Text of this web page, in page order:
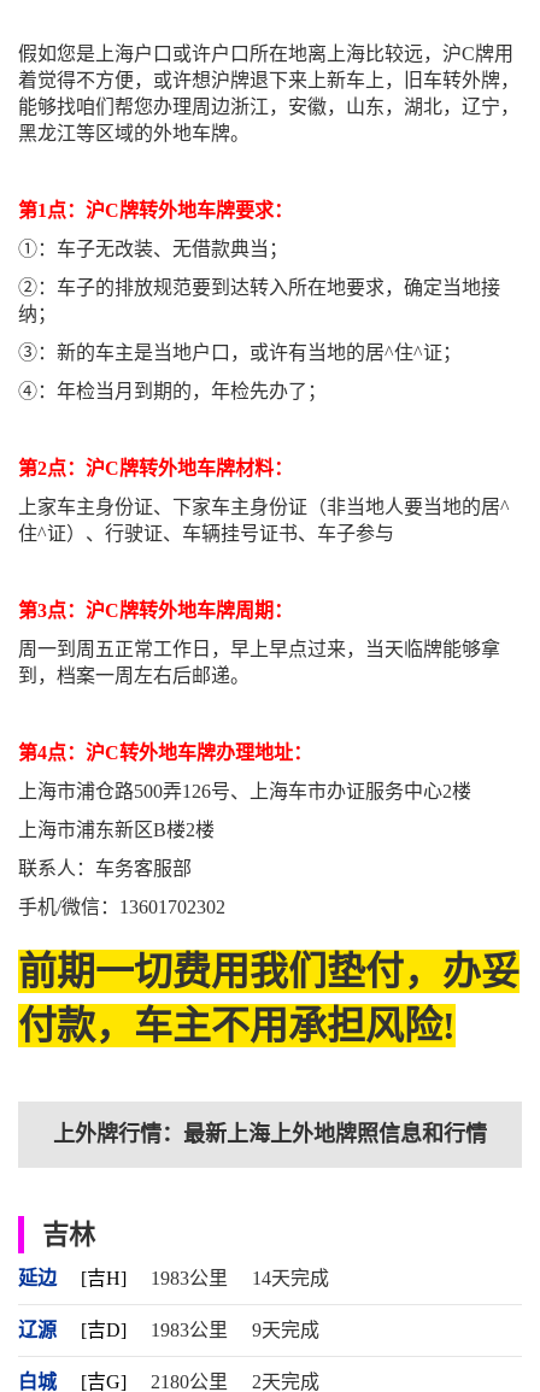
假如您是上海户口或许户口所在地离上海比较远，沪C牌用
着觉得不方便，或许想沪牌退下来上新车上，旧车转外牌，
能够找咱们帮您办理周边浙江，安徽，山东，湖北，辽宁，
黑龙江等区域的外地车牌。
第1点：沪C牌转外地车牌要求：
①：车子无改装、无借款典当；
②：车子的排放规范要到达转入所在地要求，确定当地接
纳；
③：新的车主是当地户口，或许有当地的居^住^证；
④：年检当月到期的，年检先办了；
第2点：沪C牌转外地车牌材料：
上家车主身份证、下家车主身份证（非当地人要当地的居^
住^证）、行驶证、车辆挂号证书、车子参与
第3点：沪C牌转外地车牌周期：
周一到周五正常工作日，早上早点过来，当天临牌能够拿
到，档案一周左右后邮递。
第4点：沪C转外地车牌办理地址：
上海市浦仓路500弄126号、上海车市办证服务中心2楼
上海市浦东新区B楼2楼
联系人：车务客服部
手机/微信：13601702302
前期一切费用我们垫付，办妥
付款，车主不用承担风险!
上外牌行情：最新上海上外地牌照信息和行情
吉林
延边 [吉H] 1983公里 14天完成
辽源 [吉D] 1983公里 9天完成
白城 [吉G] 2180公里 2天完成